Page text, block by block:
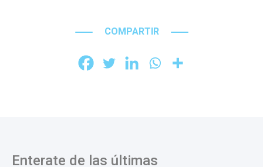
COMPARTIR
Enterate de las últimas